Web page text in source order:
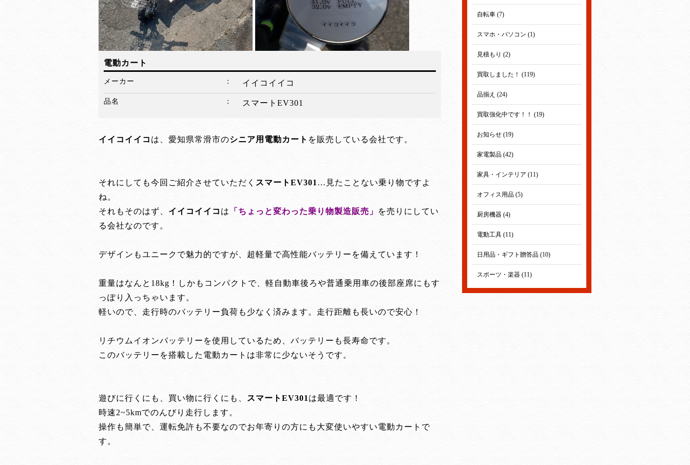
電動カート
メーカー イイコイイコ
品名 スマートEV301
イイコイイコ は、愛知県常滑市のシニア用電動カート を販売している会社です。
それにしても今回ご紹介させていただく スマートEV301 …見たことない乗り物ですよ
ね。
それもそのはず、 イイコイイコ は 「ちょっと変わった乗り物製造販売」
を売りにしてい
る会社なのです。
デザインもユニークで魅力的ですが、超軽量で高性能バッテリーを備えています！
重量はなんと18kg！しかもコンパクトで、軽自動車後ろや普通乗用車の後部座席にもす
っぽり入っちゃいます。
軽いので、走行時のバッテリー負荷も少なく済みます。走行距離も長いので安心！
リチウムイオンバッテリーを使用しているため、バッテリーも長寿命です。
このバッテリーを搭載した電動カートは非常に少ないそうです。
遊びに行くにも、買い物に行くにも、 スマートEV301 は最適です！
時速2~5kmでのんびり走行します。
操作も簡単で、運転免許も不要なのでお年寄りの方にも大変使いやすい電動カートで
す。
自転車 (7)
スマホ・パソコン (1)
見積もり (2)
買取しました！ (119)
品揃え (24)
買取強化中です！！ (19)
お知らせ (19)
家電製品 (42)
家具・インテリア (11)
オフィス用品 (5)
厨房機器 (4)
電動工具 (11)
日用品・ギフト贈答品 (10)
スポーツ・楽器 (11)